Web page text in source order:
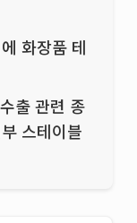
화장품 테
출 관련 종
스테이블